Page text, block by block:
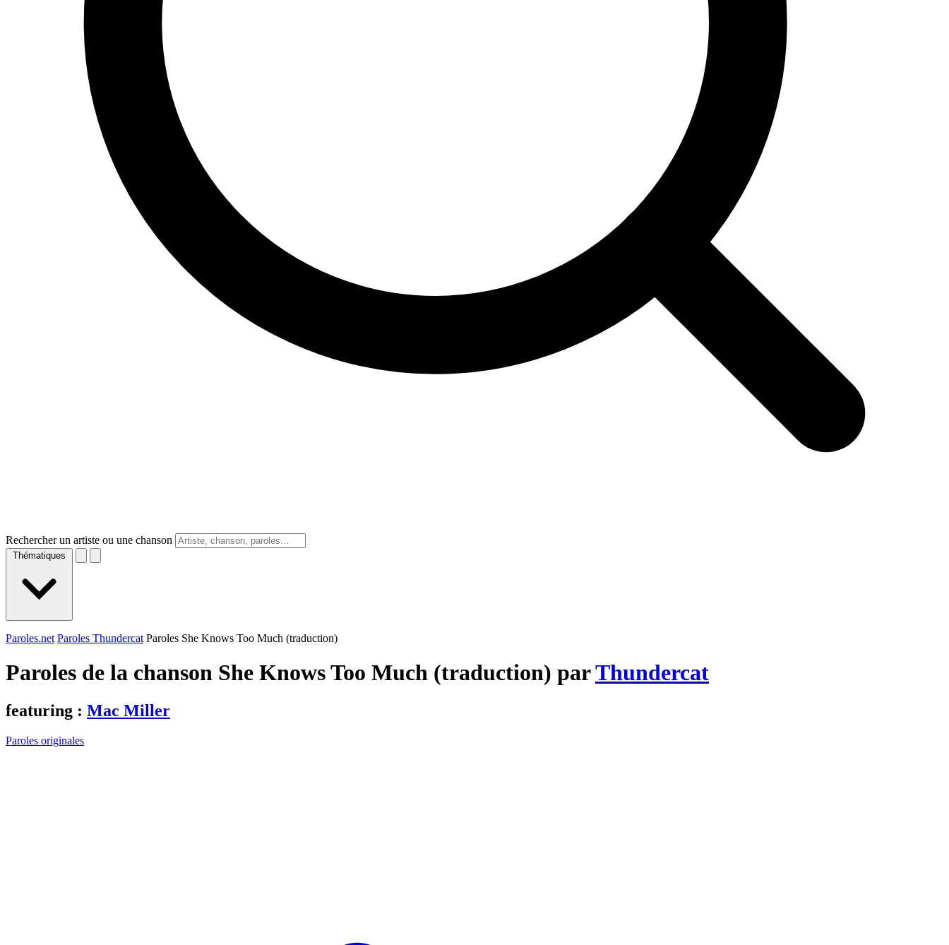
Rechercher un artiste ou une chanson
Thématiques
Paroles.net Paroles Thundercat Paroles She Knows Too Much (traduction)
Paroles de la chanson She Knows Too Much (traduction) parThundercat
featuring : Mac Miller
Paroles originales